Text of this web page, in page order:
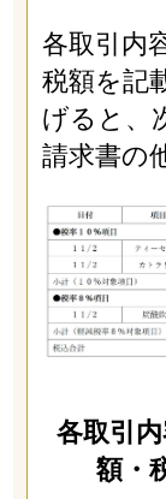
各取引内
税額を記
げると、
請求書の
各取引
額・